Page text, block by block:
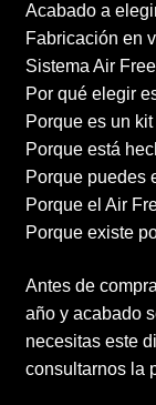
Acabado a
Fabricación en
Sistema Air Free
Por qué elegir
Porque es un
Porque está
Porque puedes
Porque el Air
Porque existe
Antes de
año y acabado
necesitas este
consultarnos la